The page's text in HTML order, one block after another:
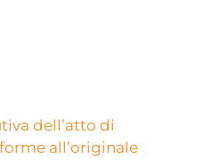
dell’atto di
all’originale​